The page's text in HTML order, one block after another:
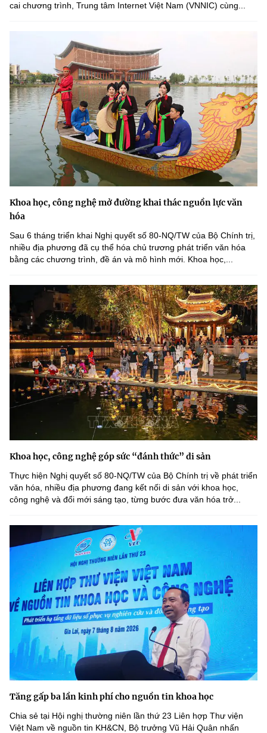
cai chương trình, Trung tâm Internet Việt Nam (VNNIC) cùng...
Khoa học, công nghệ mở đường khai thác nguồn lực văn
hóa
Sau 6 tháng triển khai Nghị quyết số 80-NQ/TW của Bộ Chính trị,
nhiều địa phương đã cụ thể hóa chủ trương phát triển văn hóa
bằng các chương trình, đề án và mô hình mới. Khoa học,...
Khoa học, công nghệ góp sức “đánh thức” di sản
Thực hiện Nghị quyết số 80-NQ/TW của Bộ Chính trị về phát triển
văn hóa, nhiều địa phương đang kết nối di sản với khoa học,
công nghệ và đổi mới sáng tạo, từng bước đưa văn hóa trở...
Tăng gấp ba lần kinh phí cho nguồn tin khoa học
Chia sẻ tại Hội nghị thường niên lần thứ 23 Liên hợp Thư viện
Việt Nam về nguồn tin KH&CN, Bộ trưởng Vũ Hải Quân nhấn